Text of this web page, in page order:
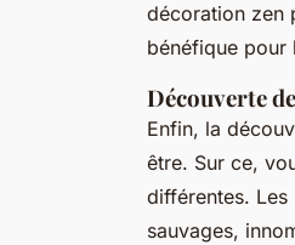
décoration zen
bénéfique pour
Découverte
Enfin, la
être. Sur ce,
différentes. Les
sauvages,